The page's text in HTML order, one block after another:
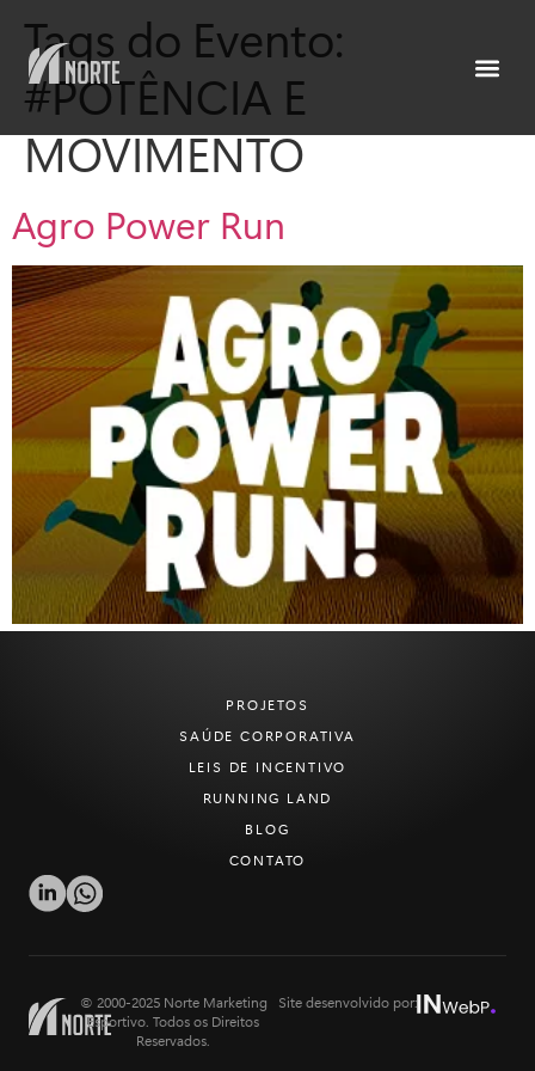
Tags do Evento:
#POTÊNCIA E
MOVIMENTO
Agro Power Run
PROJETOS
SAÚDE CORPORATIVA
LEIS DE INCENTIVO
RUNNING LAND
BLOG
CONTATO
© 2000-2025 Norte Marketing
Esportivo. Todos os Direitos
Reservados.
Site desenvolvido por: